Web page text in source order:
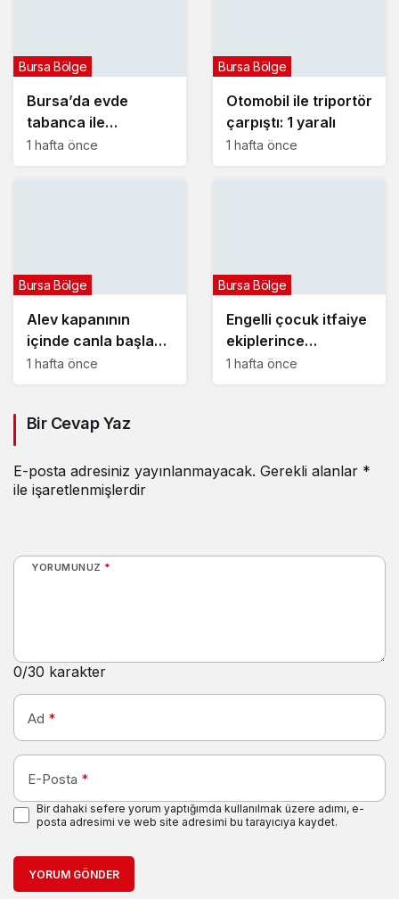
Bursa’da evde
tabanca ile
vurulmuş halde ölü
Bursa Bölge
1 hafta önce
Otomobil ile triportör
çarpıştı: 1 yaralı
Bursa Bölge
1 hafta önce
Alev kapanının
içinde canla başla
mücadele ettiler:
Bursa Bölge
1 hafta önce
Engelli çocuk itfaiye
ekiplerince
yangından kurtarıldı
Bursa Bölge
1 hafta önce
Bir Cevap Yaz
E-posta adresiniz yayınlanmayacak. Gerekli alanlar *
ile işaretlenmişlerdir
YORUMUNUZ *
0/30 karakter
Ad *
E-Posta *
Bir dahaki sefere yorum yaptığımda kullanılmak üzere adımı, e-
posta adresimi ve web site adresimi bu tarayıcıya kaydet.
YORUM GÖNDER